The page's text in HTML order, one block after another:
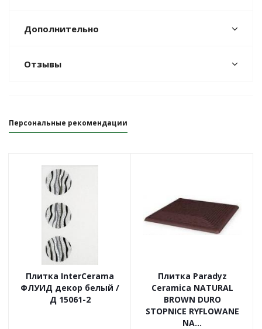
Дополнительно
Отзывы
Персональные рекомендации
Плитка InterCerama
ФЛУИД декор белый /
Д 15061-2
Плитка Paradyz
Ceramica NATURAL
BROWN DURO
STOPNICE RYFLOWANE
NA...